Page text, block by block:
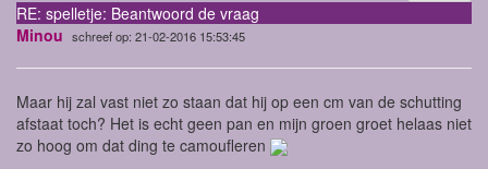
RE: spelletje: Beantwoord de vraag
Minou schreef op: 21-02-2016 15:53:45
Maar hij zal vast niet zo staan dat hij op een cm van de schutting
afstaat toch? Het is echt geen pan en mijn groen groet helaas niet
zo hoog om dat ding te camoufleren